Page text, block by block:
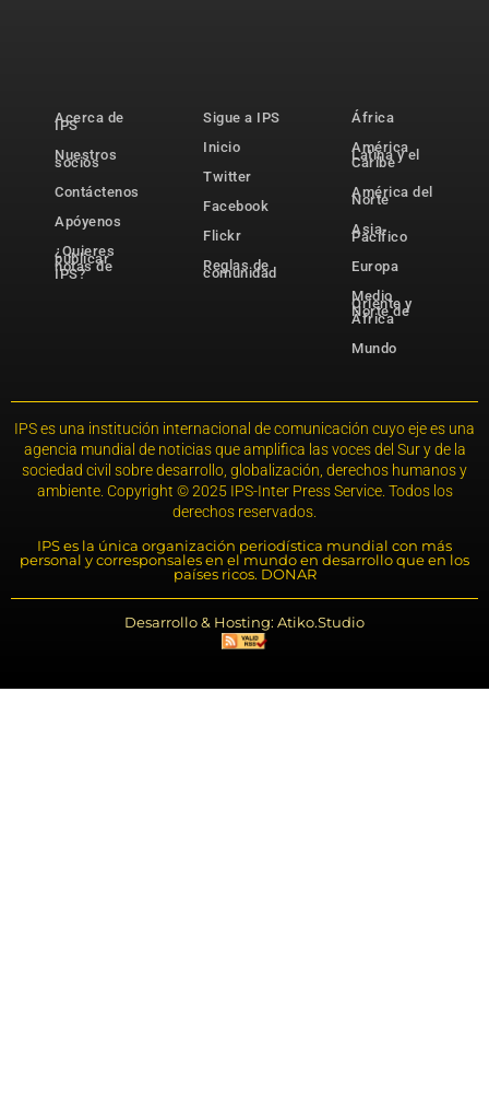
Acerca de
IPS
Nuestros
socios
Contáctenos
Apóyenos
¿Quieres
publicar
notas de
IPS?
Sigue a IPS
Inicio
Twitter
Facebook
Flickr
Reglas de
comunidad
África
América
Latina y el
Caribe
América del
Norte
Asia-
Pacífico
Europa
Medio
Oriente y
Norte de
África
Mundo
IPS es una institución internacional de comunicación cuyo eje es una
agencia mundial de noticias que amplifica las voces del Sur y de la
sociedad civil sobre desarrollo, globalización, derechos humanos y
ambiente. Copyright © 2025 IPS-Inter Press Service. Todos los
derechos reservados.
IPS es la única organización periodística mundial con más
personal y corresponsales en el mundo en desarrollo que en los
países ricos. DONAR
Desarrollo & Hosting: Atiko.Studio